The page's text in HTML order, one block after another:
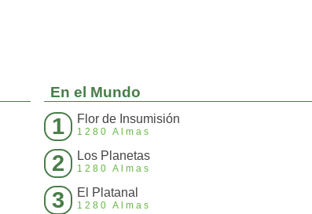
En el Mundo
1 Flor de Insumisión
1280 Almas
2 Los Planetas
1280 Almas
3 El Platanal
1280 Almas